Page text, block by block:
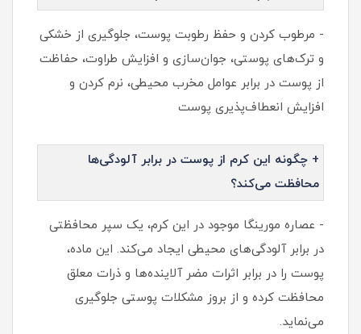
- مرطوب کردن و حفظ رطوبت پوست، جلوگیری از خشکی
و ترک‌های پوستی، جوان‌سازی و افزایش طراوت، حفاظت
از پوست در برابر عوامل مخرب محیطی، نرم کردن و
افزایش انعطاف‌پذیری پوست
+ چگونه این کرم از پوست در برابر آلودگی‌ها
محافظت می‌کند؟
- عصاره مورینگا موجود در این کرم، یک سپر محافظتی
در برابر آلودگی‌های محیطی ایجاد می‌کند. این ماده،
پوست را در برابر اثرات مضر آلاینده‌ها و ذرات معلق
محافظت کرده و از بروز مشکلات پوستی جلوگیری
می‌نماید.